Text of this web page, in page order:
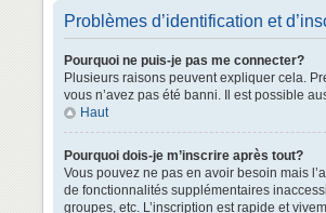
Problèmes d’identification et
Pourquoi ne puis-je pas me connecter?
Plusieurs raisons peuvent expliquer cela.
vous n’avez pas été banni. Il est possible
Haut
Pourquoi dois-je m’inscrire après tout?
Vous pouvez ne pas en avoir besoin mais
de fonctionnalités supplémentaires
groupes, etc. L’inscription est rapide et